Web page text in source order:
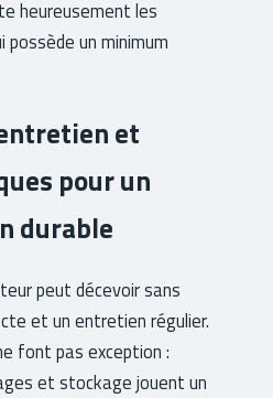
heureusement les
un minimum
et
pour un
durable
peut décevoir sans
et un entretien régulier.
font pas exception :
et stockage jouent un